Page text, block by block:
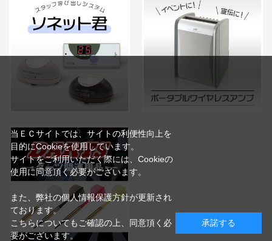
当ＥＣサイトでは、サイトの利便性向上を
目的にCookieを使用しています。
サイトをご利用いただく際には、Cookieの
使用に同意頂く必要がございます。
また、弊社の個人情報保護方針が更新され
ております。
こちらについてもご確認の上、同意頂く必
要がございます。
承諾する